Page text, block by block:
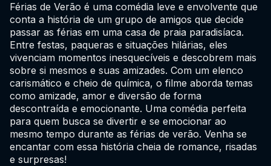
Férias de Verão é uma comédia leve e envolvente que
conta a história de um grupo de amigos que decide
passar as férias em uma casa de praia paradisíaca.
Entre festas, paqueras e situações hilárias, eles
vivenciam momentos inesquecíveis e descobrem mais
sobre si mesmos e suas amizades. Com um elenco
carismático e cheio de química, o filme aborda temas
como amizade, amor e diversão de forma
descontraída e emocionante. Uma comédia perfeita
para quem busca se divertir e se emocionar ao
mesmo tempo durante as férias de verão. Venha se
encantar com essa história cheia de romance, risadas
e surpresas!